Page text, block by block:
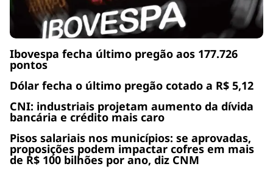
Ibovespa fecha último pregão aos 177.726
pontos
Dólar fecha o último pregão cotado a R$ 5,12
CNI: industriais projetam aumento da dívida
bancária e crédito mais caro
Pisos salariais nos municípios: se aprovadas,
proposições podem impactar cofres em mais
de R$ 100 bilhões por ano, diz CNM